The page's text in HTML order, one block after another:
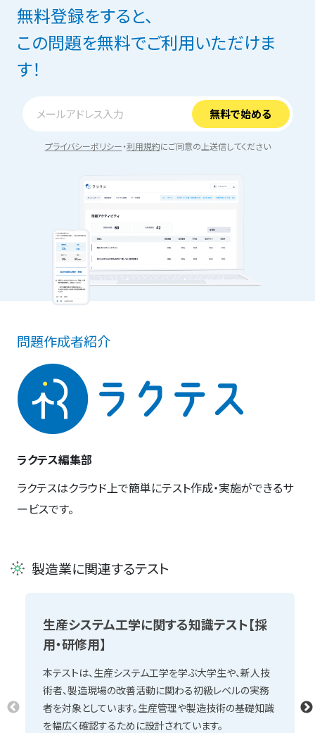
無料登録をすると、
この問題を無料でご利用いただけま
す！
プライバシーポリシー・利用規約にご同意の上送信してください
問題作成者紹介
ラクテス編集部
ラクテスはクラウド上で簡単にテスト作成・実施ができるサ
ービスです。
製造業に関連するテスト
生産システム工学に関する知識テスト【採
用・研修用】
本テストは、生産システム工学を学ぶ大学生や、新人技
術者、製造現場の改善活動に関わる初級レベルの実務
者を対象としています。生産管理や製造技術の基礎知識
を幅広く確認するために設計されています。